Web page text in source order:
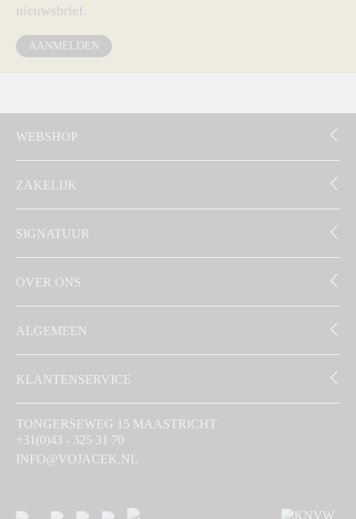
nieuwsbrief.
AANMELDEN
WEBSHOP
ZAKELIJK
SIGNATUUR
OVER ONS
ALGEMEEN
KLANTENSERVICE
TONGERSEWEG 15 MAASTRICHT
+31(0)43 - 325 31 70
INFO@VOJACEK.NL